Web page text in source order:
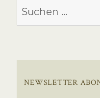
Suchen
nach:
NEWSLETTER